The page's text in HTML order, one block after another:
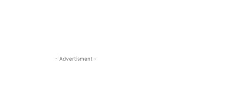
- Advertisment -